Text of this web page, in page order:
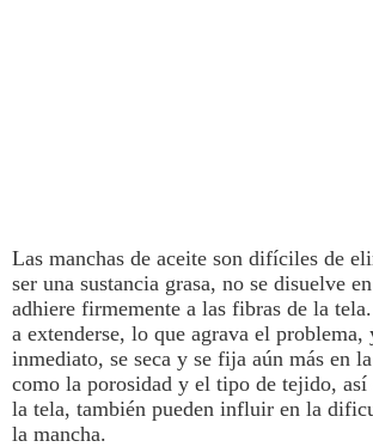
Las manchas de aceite son difíciles de
ser una sustancia grasa, no se disuelve
adhiere firmemente a las fibras de la tela
a extenderse, lo que agrava el problema,
inmediato, se seca y se fija aún más en
como la porosidad y el tipo de tejido,
la tela, también pueden influir en la
la mancha.